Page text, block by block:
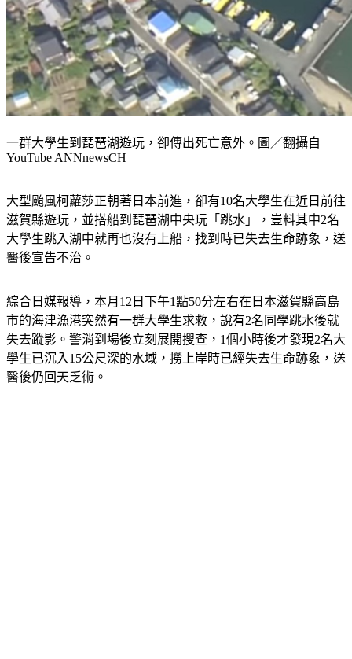
YouTube ANNnewsCH
滋賀縣遊玩，並搭船到琵琶湖中央玩「跳水」，豈料其中2名
大學生跳入湖中就再也沒有上船，找到時已失去生命跡象，送
醫後宣告不治。
市的海津漁港突然有一群大學生求救，說有2名同學跳水後就
失去蹤影。警消到場後立刻展開搜查，1個小時後才發現2名大
學生已沉入15公尺深的水域，撈上岸時已經失去生命跡象，送
醫後仍回天乏術。